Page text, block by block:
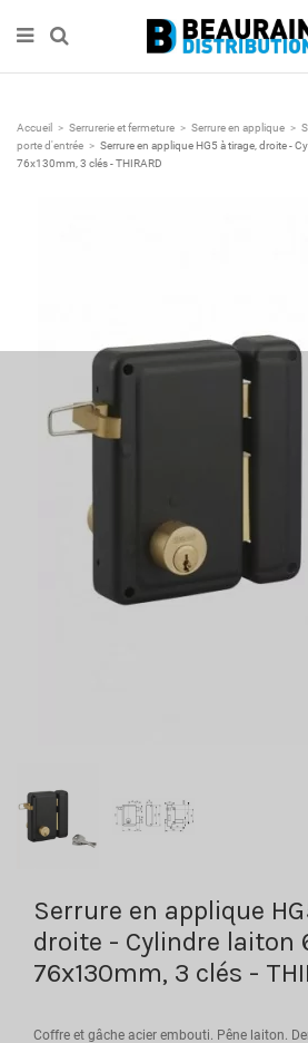
Accueil Serrurerie et fermeture Serrure en applique
porte d'entrée
Serrure en applique HG5 à tirage, droite -
76x130mm, 3 clés - THIRARD
Serrure en applique
droite - Cylindre laiton
76x130mm, 3 clés -
Coffre et gâche acier embouti. Pêne laiton.